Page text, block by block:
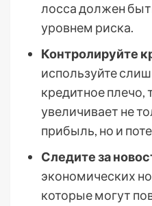
лосса должен
уровнем риска.
Контролируйте
используйте
кредитное плечо,
увеличивает не
прибыль, но и
Следите за
экономических
которые могут